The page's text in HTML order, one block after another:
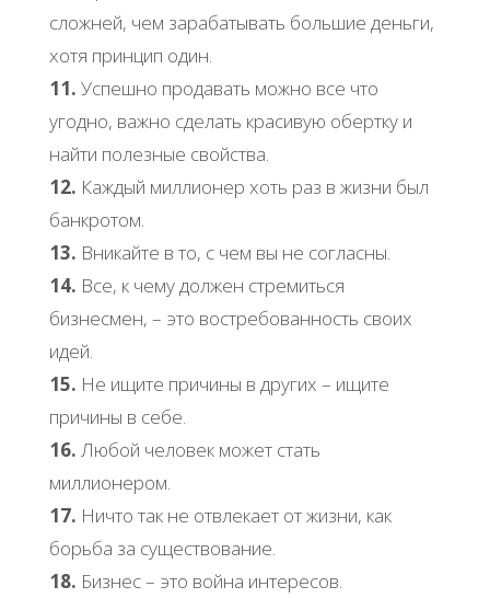
сложней, чем зарабатывать большие деньги,
хотя принцип один.
11. Успешно продавать можно все что
угодно, важно сделать красивую обертку и
найти полезные свойства.
12. Каждый миллионер хоть раз в жизни был
банкротом.
13. Вникайте в то, с чем вы не согласны.
14. Все, к чему должен стремиться
бизнесмен, – это востребованность своих
идей.
15. Не ищите причины в других – ищите
причины в себе.
16. Любой человек может стать
миллионером.
17. Ничто так не отвлекает от жизни, как
борьба за существование.
18. Бизнес – это война интересов.